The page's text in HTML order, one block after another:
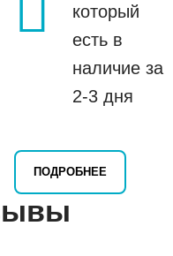
который
есть в
наличие за
2-3 дня
ПОДРОБНЕЕ